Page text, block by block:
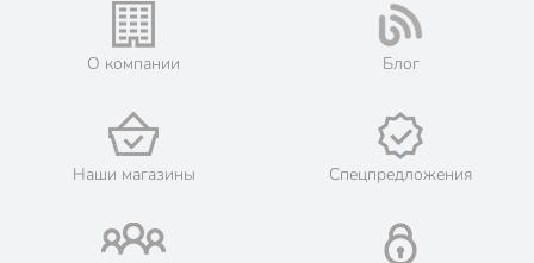
О компании Блог
Наши магазины Спецпредложения